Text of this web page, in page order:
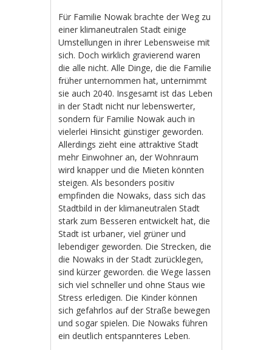
Für Familie Nowak brachte der Weg zu
einer klimaneutralen Stadt einige
Umstellungen in ihrer Lebensweise mit
sich. Doch wirklich gravierend waren
die alle nicht. Alle Dinge, die die Familie
früher unternommen hat, unternimmt
sie auch 2040. Insgesamt ist das Leben
in der Stadt nicht nur lebenswerter,
sondern für Familie Nowak auch in
vielerlei Hinsicht günstiger geworden.
Allerdings zieht eine attraktive Stadt
mehr Einwohner an, der Wohnraum
wird knapper und die Mieten könnten
steigen. Als besonders positiv
empfinden die Nowaks, dass sich das
Stadtbild in der klimaneutralen Stadt
stark zum Besseren entwickelt hat, die
Stadt ist urbaner, viel grüner und
lebendiger geworden. Die Strecken, die
die Nowaks in der Stadt zurücklegen,
sind kürzer geworden. die Wege lassen
sich viel schneller und ohne Staus wie
Stress erledigen. Die Kinder können
sich gefahrlos auf der Straße bewegen
und sogar spielen. Die Nowaks führen
ein deutlich entspannteres Leben.